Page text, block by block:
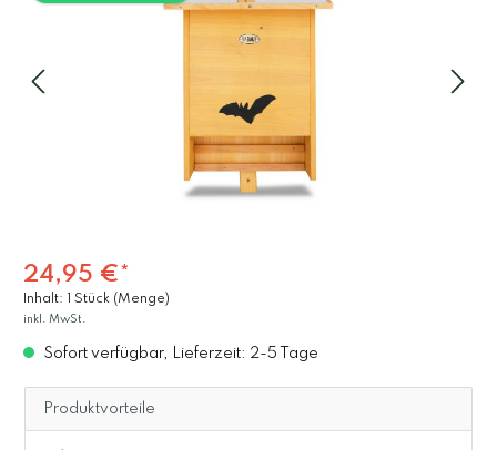
24,95 €*
Inhalt: 1 Stück (Menge)
inkl. MwSt.
Sofort verfügbar, Lieferzeit: 2-5 Tage
Produktvorteile